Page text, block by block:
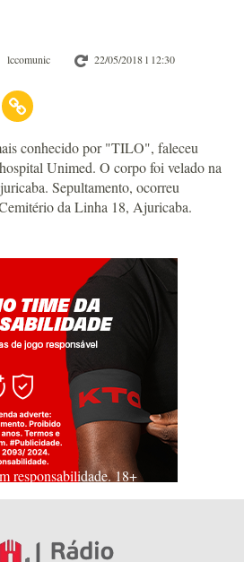
lccomunic 22/05/2018 l 12:30
conhecido por "TILO", faleceu
Unimed. O corpo foi velado na
Sepultamento, ocorreu
da Linha 18, Ajuricaba.
responsabilidade. 18+